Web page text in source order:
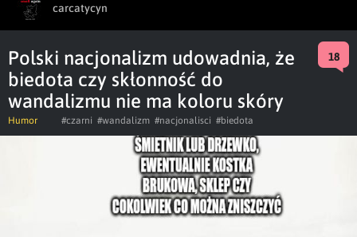
carcatycyn
Polski nacjonalizm udowadnia, że
biedota czy skłonność do
wandalizmu nie ma koloru skóry
18
Humor #czarni #wandalizm #nacjonalisci #biedota